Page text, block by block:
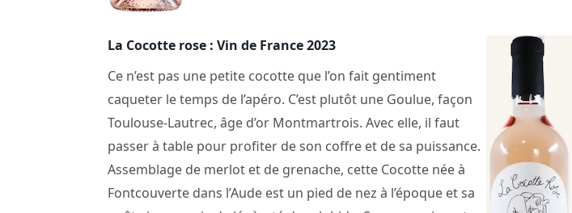
La Cocotte rose : Vin de France 2023
Ce n’est pas une petite cocotte que l’on fait gentiment
caqueter le temps de l’apéro. C’est plutôt une Goulue, façon
Toulouse-Lautrec, âge d’or Montmartrois. Avec elle, il faut
passer à table pour profiter de son coffre et de sa puissance.
Assemblage de merlot et de grenache, cette Cocotte née à
Fontcouverte dans l’Aude est un pied de nez à l’époque et sa